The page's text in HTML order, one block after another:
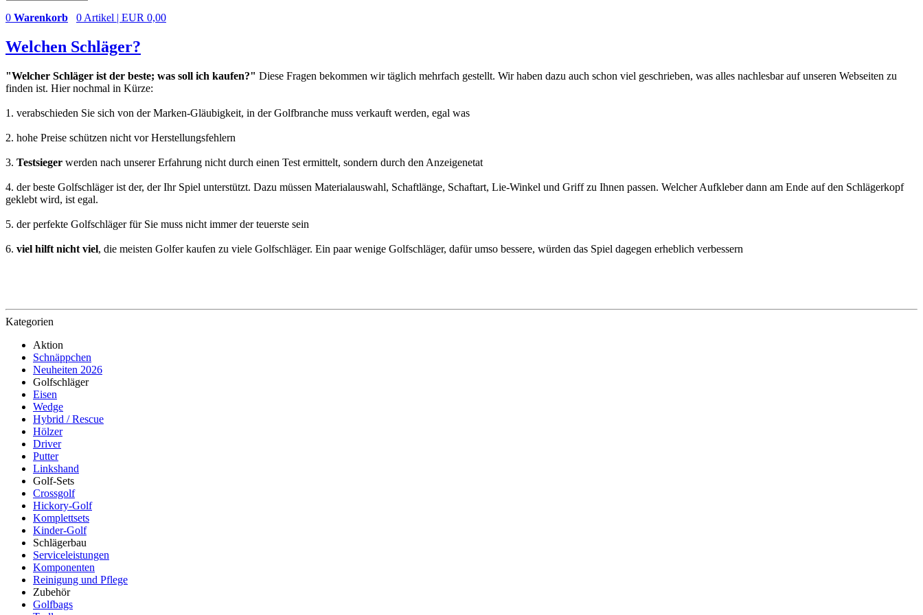
0 Warenkorb 0 Artikel | EUR 0,00
Welchen Schläger?
"Welcher Schläger ist der beste; was soll ich kaufen?" Diese Fragen bekommen wir täglich mehrfach gestellt. Wir haben dazu auch schon viel geschrieben, was alles nachlesbar auf unseren Webseiten zu
finden ist. Hier nochmal in Kürze:
1. verabschieden Sie sich von der Marken-Gläubigkeit, in der Golfbranche muss verkauft werden, egal was
2. hohe Preise schützen nicht vor Herstellungsfehlern
3. Testsieger werden nach unserer Erfahrung nicht durch einen Test ermittelt, sondern durch den Anzeigenetat
4. der beste Golfschläger ist der, der Ihr Spiel unterstützt. Dazu müssen Materialauswahl, Schaftlänge, Schaftart, Lie-Winkel und Griff zu Ihnen passen. Welcher Aufkleber dann am Ende auf den Schlägerkopf
geklebt wird, ist egal.
5. der perfekte Golfschläger für Sie muss nicht immer der teuerste sein
6. viel hilft nicht viel, die meisten Golfer kaufen zu viele Golfschläger. Ein paar wenige Golfschläger, dafür umso bessere, würden das Spiel dagegen erheblich verbessern
Kategorien
Aktion
Schnäppchen
Neuheiten 2026
Golfschläger
Eisen
Wedge
Hybrid / Rescue
Hölzer
Driver
Putter
Linkshand
Golf-Sets
Crossgolf
Hickory-Golf
Komplettsets
Kinder-Golf
Schlägerbau
Serviceleistungen
Komponenten
Reinigung und Pflege
Zubehör
Golfbags